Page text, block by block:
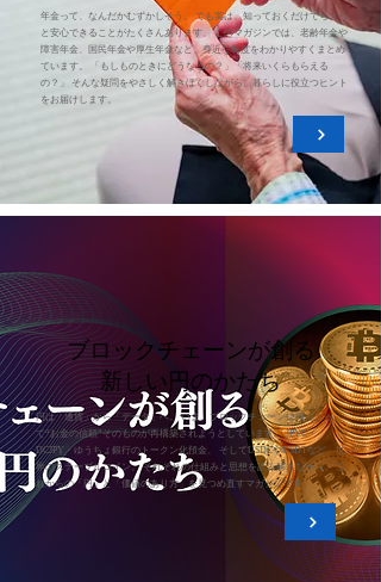
年金って、なんだかむずかしそう。 でも実は、知っておくだけでちょっ
と安心できることがたくさんあります。 このマガジンでは、老齢年金や
障害年金、国民年金や厚生年金など、身近な制度をわかりやすくまとめ
ています。 「もしものときにどうなるの？」「将来いくらもらえる
の？」 そんな疑問をやさしく解きほぐしながら、暮らしに役立つヒント
をお届けします。
ブロックチェーンが創る
新しい円のかたち
円は「通貨」から「データ」へ。 いま、ブロックチェーン技術によっ
て“お金の信頼”そのものが再構築されようとしています。 JPYC・
DCJPY・ゆうちょ銀行のトークン化預金、 そしてUSDCやUSDTなど、世
界のステーブルコイン。 それぞれの仕組みと思想を読み解きながら、 こ
れからの「円」と「価値のあり方」を見つめ直すマガジンです。